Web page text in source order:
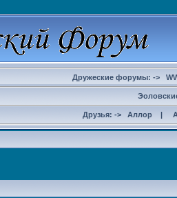
Дружеские форумы: ->
Друзья: -> Аллор |